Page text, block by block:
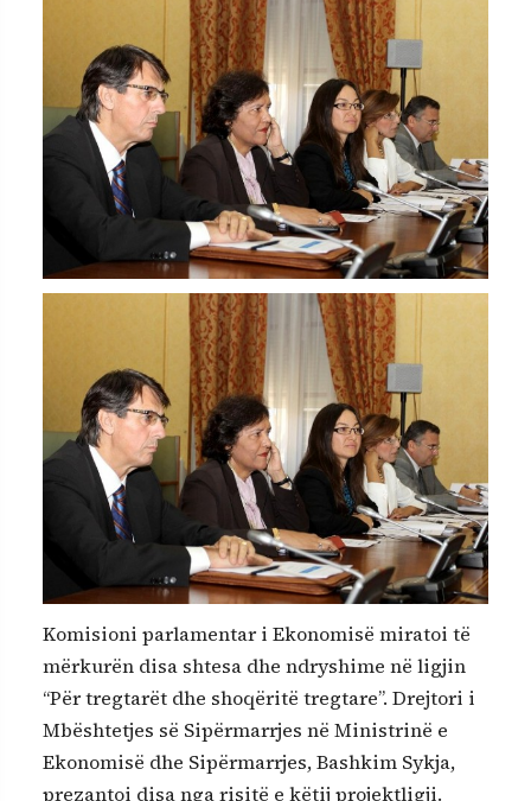
Komisioni parlamentar i Ekonomisë miratoi të
mërkurën disa shtesa dhe ndryshime në ligjin
“Për tregtarët dhe shoqëritë tregtare”. Drejtori i
Mbështetjes së Sipërmarrjes në Ministrinë e
Ekonomisë dhe Sipërmarrjes, Bashkim Sykja,
prezantoi disa nga risitë e këtij projektligji.